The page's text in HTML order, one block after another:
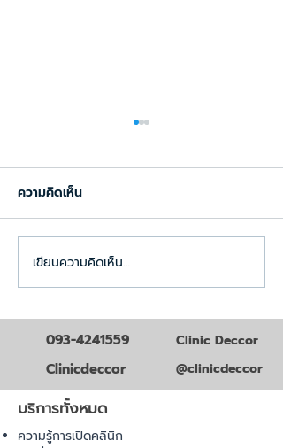
ระบบจัดการคลินิกที่ล้าสมัย
อาจทำให้สูญเสียรายได้ถึง
20%
ความคิดเห็น
เขียนความคิดเห็น…
093-4241559
Clinicdeccor
Clinic Deccor
@clinicdeccor
บริการทั้งหมด
ความรู้การเปิดคลินิก